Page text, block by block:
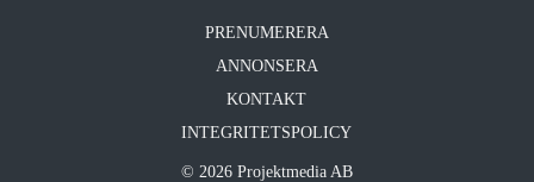
PRENUMERERA
ANNONSERA
KONTAKT
INTEGRITETSPOLICY
© 2026 Projektmedia AB